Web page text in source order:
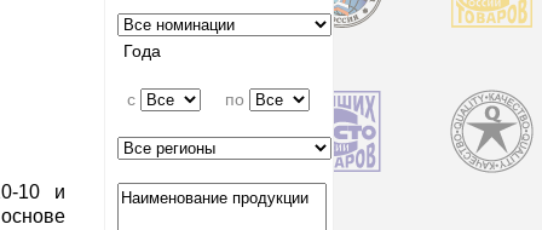
10 и
Года
c по